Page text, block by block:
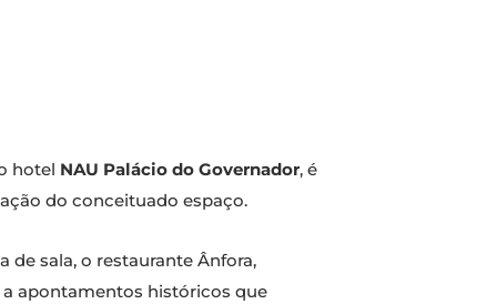
hotel NAU Palácio do Governador, é
do conceituado espaço.
de sala, o restaurante Ânfora,
apontamentos históricos que